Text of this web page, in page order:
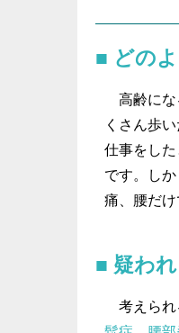
どの
高齢にな
くさん歩
仕事をし
です。し
痛、腰だけ
疑わ
考えられ